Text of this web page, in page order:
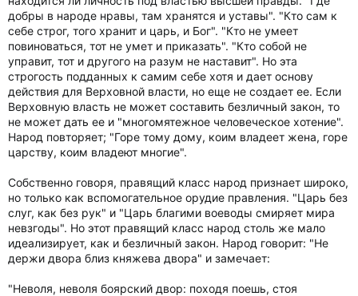
добры в народе нравы, там хранятся и уставы". "Кто сам к
себе строг, того хранит и царь, и Бог". "Кто не умеет
повиноваться, тот не умет и приказать". "Кто собой не
управит, тот и другого на разум не наставит". Но эта
строгость подданных к самим себе хотя и дает основу
действия для Верховной власти, но еще не создает ее. Если
Верховную власть не может составить безличный закон, то
не может дать ее и "многомятежное человеческое хотение".
Народ повторяет; "Горе тому дому, коим владеет жена, горе
царству, коим владеют многие".
Собственно говоря, правящий класс народ признает широко,
но только как вспомогательное орудие правления. "Царь без
слуг, как без рук" и "Царь благими воеводы смиряет мира
невзгоды". Но этот правящий класс народ столь же мало
идеализирует, как и безличный закон. Народ говорит: "Не
держи двора близ княжева двора" и замечает:
"Неволя, неволя боярский двор: походя поешь, стоя